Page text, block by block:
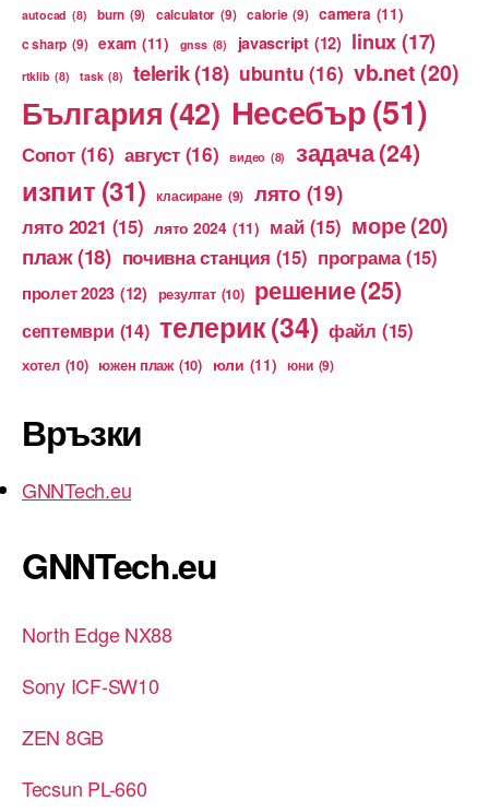
autocad (8) burn (9) calculator (9) calorie (9) camera (11)
c sharp (9) exam (11) gnss (8) javascript (12) linux(17)
rtklib (8) task (8) telerik(18) ubuntu (16) vb.net(20)
България (42) Несебър(51)
Сопот (16) август (16) видео (8) задача(24)
изпит (31) класиране (9) лято (19)
лято 2021 (15) лято 2024 (11) май (15) море(20)
плаж(18) почивна станция (15) програма (15)
пролет 2023 (12) резултат (10) решение(25)
септември (14) телерик(34) файл (15)
хотел (10) южен плаж (10) юли (11) юни (9)
Връзки
GNNTech.eu
GNNTech.eu
North Edge NX88
Sony ICF-SW10
ZEN 8GB
Tecsun PL-660